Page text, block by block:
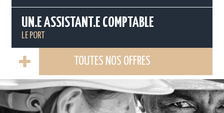
UN.E ASSISTANT.E COMPTABLE
LE PORT
TOUTES NOS OFFRES